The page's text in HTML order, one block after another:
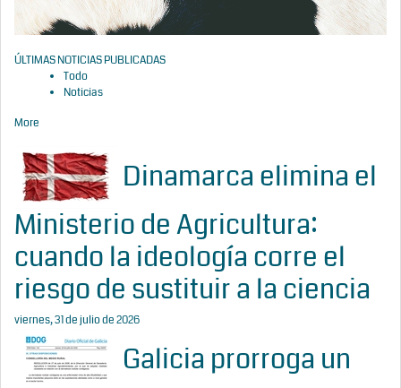
ÚLTIMAS NOTICIAS PUBLICADAS
Todo
Noticias
More
Dinamarca elimina el
Ministerio de Agricultura:
cuando la ideología corre el
riesgo de sustituir a la ciencia
viernes, 31 de julio de 2026
Galicia prorroga un